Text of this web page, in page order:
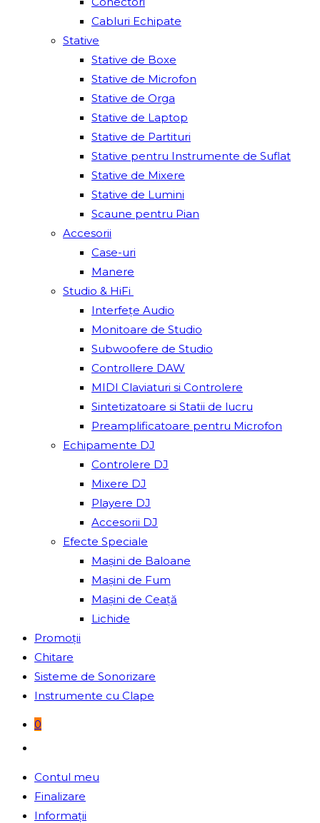
Cabluri Echipate
Stative
Stative de Boxe
Stative de Microfon
Stative de Orga
Stative de Laptop
Stative de Partituri
Stative pentru Instrumente de Suflat
Stative de Mixere
Stative de Lumini
Scaune pentru Pian
Accesorii
Case-uri
Manere
Studio & HiFi
Interfețe Audio
Monitoare de Studio
Subwoofere de Studio
Controllere DAW
MIDI Claviaturi si Controlere
Sintetizatoare si Statii de lucru
Preamplificatoare pentru Microfon
Echipamente DJ
Controlere DJ
Mixere DJ
Playere DJ
Accesorii DJ
Efecte Speciale
Mașini de Baloane
Mașini de Fum
Mașini de Ceață
Lichide
Promoții
Chitare
Sisteme de Sonorizare
Instrumente cu Clape
0
search
Contul meu
Finalizare
Informații